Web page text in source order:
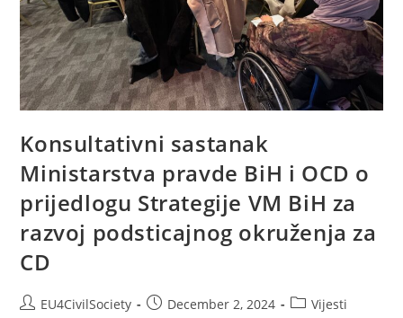
Konsultativni sastanak
Ministarstva pravde BiH i OCD o
prijedlogu Strategije VM BiH za
razvoj podsticajnog okruženja za
CD
EU4CivilSociety December 2, 2024 Vijesti